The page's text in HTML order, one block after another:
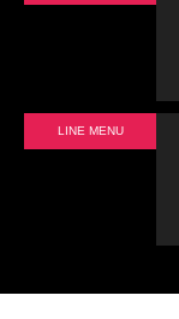
LINE MENU